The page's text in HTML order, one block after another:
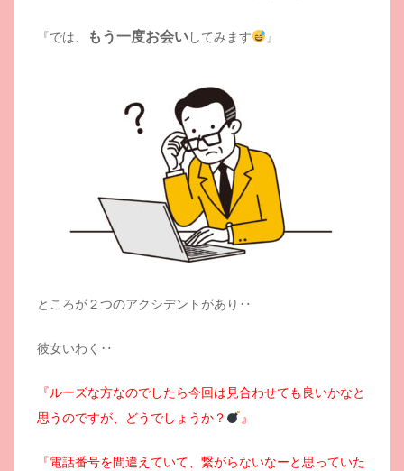
『では、 もう一度お会いしてみます 』
ところが２つのアクシデントがあり‥
彼女いわく‥
『ルーズな方なのでしたら今回は見合わせても良いかなと
思うのですが、どうでしょうか？
』
『電話番号を間違えていて、繋がらないなーと思っていた